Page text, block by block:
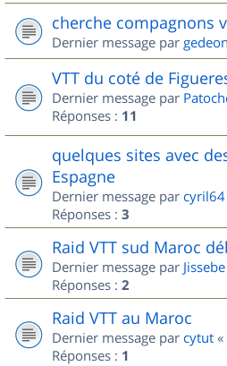
cherche compagnons
Dernier message par gedeon
VTT du coté de
Dernier message par
Réponses : 11
quelques sites avec
Espagne
Dernier message par cyril64
Réponses : 3
Raid VTT sud Maroc
Dernier message par Jissebe
Réponses : 2
Raid VTT au Maroc
Dernier message par cytut «
Réponses : 1